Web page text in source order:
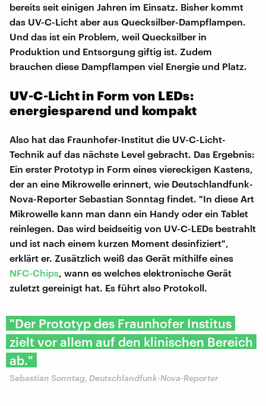
bereits seit einigen Jahren im Einsatz. Bisher kommt
das UV-C-Licht aber aus Quecksilber-Dampflampen.
Und das ist ein Problem, weil Quecksilber in
Produktion und Entsorgung giftig ist. Zudem
brauchen diese Dampflampen viel Energie und Platz.
UV-C-Licht in Form von LEDs:
energiesparend und kompakt
Also hat das Fraunhofer-Institut die UV-C-Licht-
Technik auf das nächste Level gebracht. Das Ergebnis:
Ein erster Prototyp in Form eines viereckigen Kastens,
der an eine Mikrowelle erinnert, wie Deutschlandfunk-
Nova-Reporter Sebastian Sonntag findet. "In diese Art
Mikrowelle kann man dann ein Handy oder ein Tablet
reinlegen. Das wird beidseitig von UV-C-LEDs bestrahlt
und ist nach einem kurzen Moment desinfiziert",
erklärt er. Zusätzlich weiß das Gerät mithilfe eines
NFC-Chips , wann es welches elektronische Gerät
zuletzt gereinigt hat. Es führt also Protokoll.
"Der Prototyp des Fraunhofer Institus
zielt vor allem auf den klinischen Bereich
ab."
Sebastian Sonntag, Deutschlandfunk-Nova-Reporter